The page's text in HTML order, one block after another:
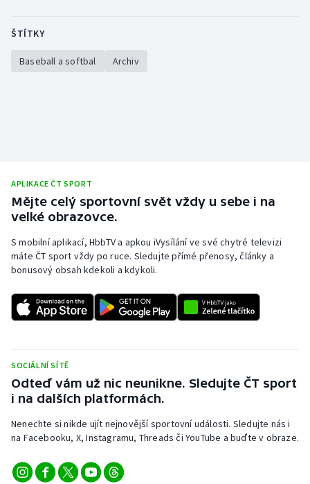
Lyže a snowboard
Parasport
Plavání
Plážový volejbal
Rychlobruslení
Short track
Sportovní střelba
ŠTÍTKY
Baseball a softbal Archiv
APLIKACE ČT SPORT
Mějte celý sportovní svět vždy u sebe i na
velké obrazovce.
S mobilní aplikací, HbbTV a apkou iVysílání ve své chytré televizi
máte ČT sport vždy po ruce. Sledujte přímé přenosy, články a
bonusový obsah kdekoli a kdykoli.
SOCIÁLNÍ SÍTĚ
Odteď vám už nic neunikne. Sledujte ČT sport
i na dalších platformách.
Nenechte si nikde ujít nejnovější sportovní události. Sledujte nás i
na Facebooku, X, Instagramu, Threads či YouTube a buďte v obraze.